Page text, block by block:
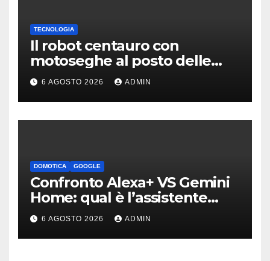
TECNOLOGIA
Il robot centauro con
motoseghe al posto delle
mani è pronto per le missioni
impossibili
6 AGOSTO 2026 ADMIN
DOMOTICA GOOGLE
Confronto Alexa+ VS Gemini
Home: qual è l’assistente
migliore | Video
6 AGOSTO 2026 ADMIN